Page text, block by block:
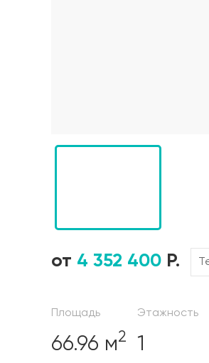
от 4 352 400 Р.
Площадь
66.96 м2
Этажность
1